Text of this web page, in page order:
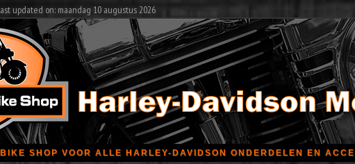
updated on: maandag 10 augustus 2026
SHOP VOOR ALLE HARLEY-DAVIDSON ONDERDELEN EN